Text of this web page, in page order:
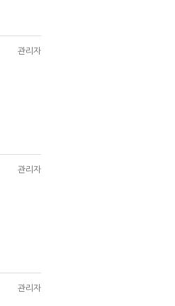
관리자
관리자
관리자